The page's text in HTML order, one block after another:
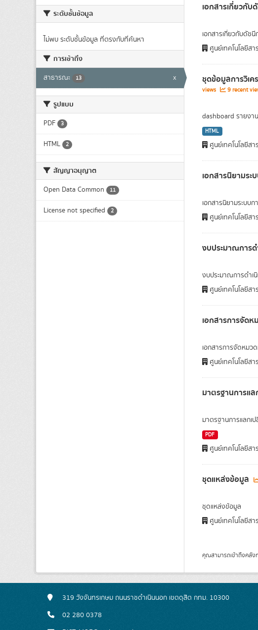
ระดับชั้นข้อมูล
ไม่พบ ระดับชั้นข้อมูล ที่ตรงกับที่ค้นหา
การเข้าถึง
สาธารณะ 13 x
รูปแบบ
PDF 3
HTML 2
สัญญาอนุญาต
Open Data Common 11
License not specified 2
เอกสารเกี่ยวกับ
เอกสารเกี่ยวกับดัช
ศูนย์เทคโนโลยีสา
ชุดข้อมูลการวิเค
views
9 recent
dashboard รายงา
HTML
ศูนย์เทคโนโลยีสา
เอกสารนิยามระ
เอกสารนิยามระบบ
ศูนย์เทคโนโลยีสา
งบประมาณการด
งบประมาณการดำเ
ศูนย์เทคโนโลยีสา
เอกสารการจัด
เอกสารการจัดหมว
ศูนย์เทคโนโลยีสา
มาตรฐานการแ
มาตรฐานการแลกเ
PDF
ศูนย์เทคโนโลยีสา
ชุดแหล่งข้อมูล
ชุดแหล่งข้อมูล
ศูนย์เทคโนโลยีสา
คุณสามารถเข้าถึงคลัง
319 วังจันทรเกษม ถนนราชดำเนินนอก เขตดุสิต กทม. 10300
02 280 0378